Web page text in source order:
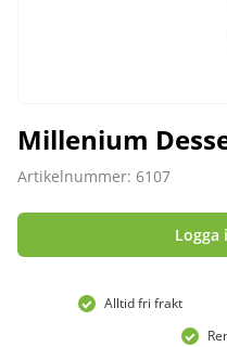
Millenium
Artikelnummer: 6107
Logga
Alltid fri frakt